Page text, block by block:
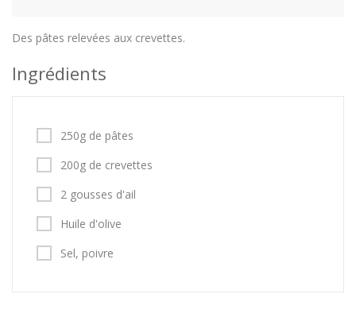
Des pâtes relevées aux crevettes.
Ingrédients
250g de pâtes
200g de crevettes
2 gousses d'ail
Huile d'olive
Sel, poivre